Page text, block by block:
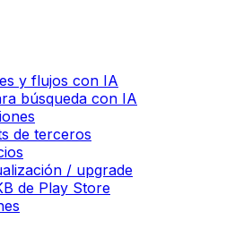
y flujos con IA
búsqueda con IA
de terceros
/ upgrade
de Play Store